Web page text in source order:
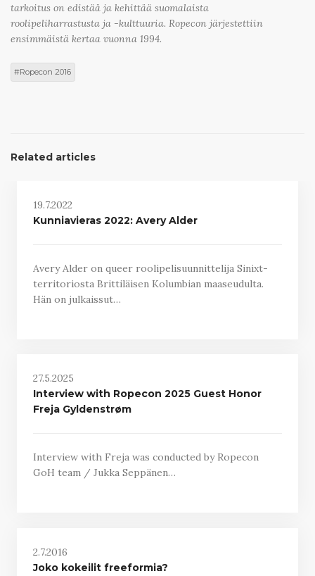
tarkoitus on edistää ja kehittää suomalaista
roolipeliharrastusta ja -kulttuuria. Ropecon järjestettiin
ensimmäistä kertaa vuonna 1994.
Ropecon 2016
Related articles
19.7.2022
Kunniavieras 2022: Avery Alder
Avery Alder on queer roolipelisuunnittelija Sinixt-
territoriosta Brittiläisen Kolumbian maaseudulta.
Hän on julkaissut…
27.5.2025
Interview with Ropecon 2025 Guest Honor
Freja Gyldenstrøm
Interview with Freja was conducted by Ropecon
GoH team / Jukka Seppänen…
2.7.2016
Joko kokeilit freeformia?